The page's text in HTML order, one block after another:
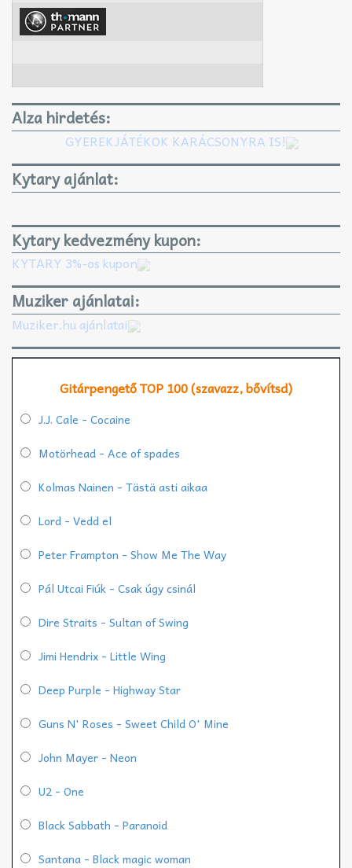
Alza hirdetés:
GYEREKJÁTÉKOK KARÁCSONYRA IS!
Kytary ajánlat:
Kytary kedvezmény kupon:
KYTARY 3%-os kupon
Muziker ajánlatai:
Muziker.hu ajánlatai
Gitárpengető TOP 100 (szavazz, bővítsd)
J.J. Cale - Cocaine
Motörhead - Ace of spades
Kolmas Nainen - Tästä asti aikaa
Lord - Vedd el
Peter Frampton - Show Me The Way
Pál Utcai Fiúk - Csak úgy csinál
Dire Straits - Sultan of Swing
Jimi Hendrix - Little Wing
Deep Purple - Highway Star
Guns N' Roses - Sweet Child O' Mine
John Mayer - Neon
U2 - One
Black Sabbath - Paranoid
Santana - Black magic woman